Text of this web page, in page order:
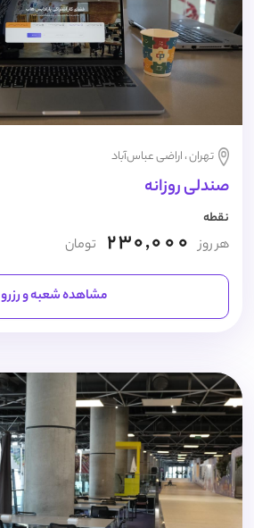
تهران ، اراضی عباس‌آباد
صندلی روزانه
نقطه
هر روز 230,000 تومان
مشاهده شعبه و رزرو